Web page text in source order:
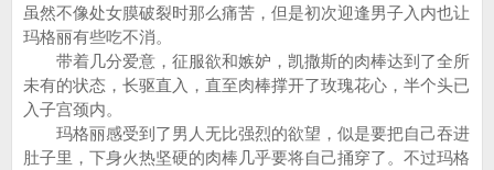
虽然不像处女膜破裂时那么痛苦，但是初次迎逢男子入内也让
玛格丽有些吃不消。
带着几分爱意，征服欲和嫉妒，凯撒斯的肉棒达到了全所
未有的状态，长驱直入，直至肉棒撑开了玫瑰花心，半个头已
入子宫颈内。
玛格丽感受到了男人无比强烈的欲望，似是要把自己吞进
肚子里，下身火热坚硬的肉棒几乎要将自己捅穿了。不过玛格